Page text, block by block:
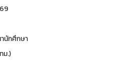
นักศึกษา
ม.)